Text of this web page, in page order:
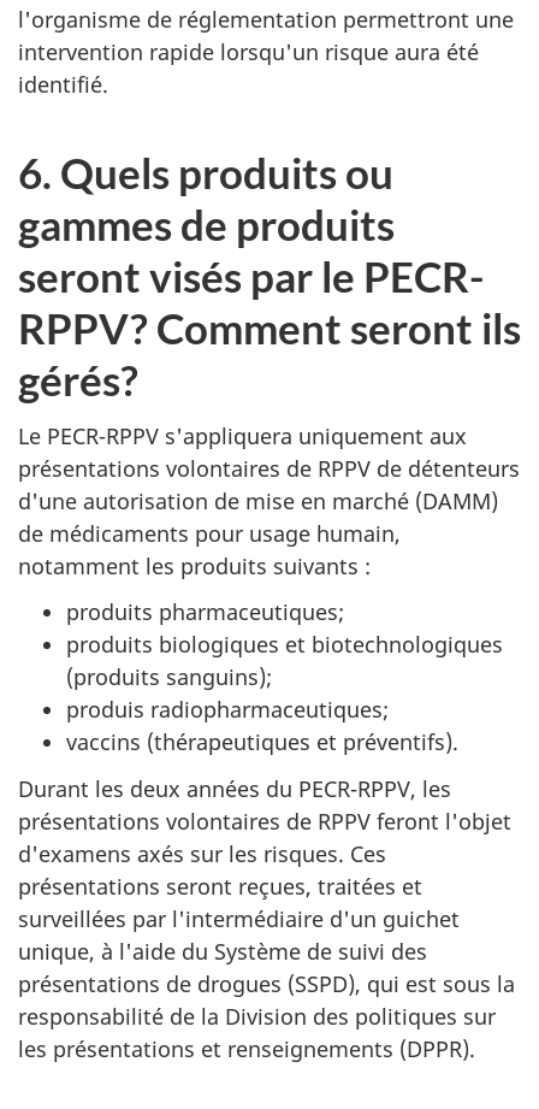
l'organisme de réglementation permettront une
intervention rapide lorsqu'un risque aura été
identifié.
6. Quels produits ou
gammes de produits
seront visés par le PECR-
RPPV? Comment seront ils
gérés?
Le PECR-RPPV s'appliquera uniquement aux
présentations volontaires de RPPV de détenteurs
d'une autorisation de mise en marché (DAMM)
de médicaments pour usage humain,
notamment les produits suivants :
produits pharmaceutiques;
produits biologiques et biotechnologiques
(produits sanguins);
produis radiopharmaceutiques;
vaccins (thérapeutiques et préventifs).
Durant les deux années du PECR-RPPV, les
présentations volontaires de RPPV feront l'objet
d'examens axés sur les risques. Ces
présentations seront reçues, traitées et
surveillées par l'intermédiaire d'un guichet
unique, à l'aide du Système de suivi des
présentations de drogues (SSPD), qui est sous la
responsabilité de la Division des politiques sur
les présentations et renseignements (DPPR).